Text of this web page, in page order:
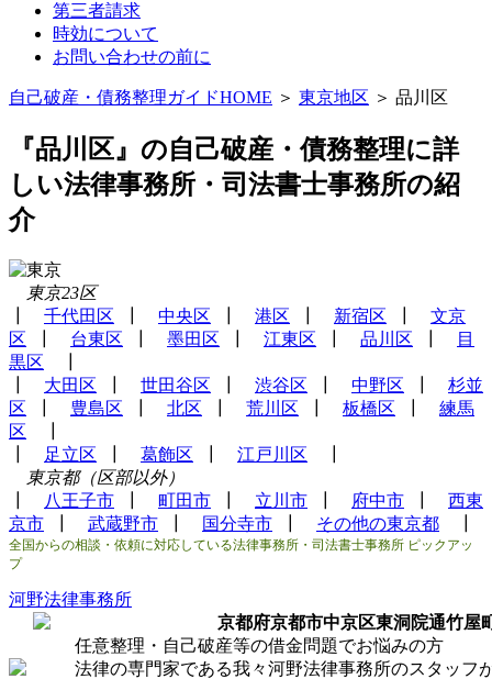
第三者請求
時効について
お問い合わせの前に
自己破産・債務整理ガイドHOME ＞ 東京地区 ＞ 品川区
『品川区』の自己破産・債務整理に詳
しい法律事務所・司法書士事務所の紹
介
東京23区
千代田区 中央区 港区 新宿区
文京
区
台東区 墨田区 江東区 品川区
目
黒区
大田区 世田谷区 渋谷区 中野区
杉並
区
豊島区 北区 荒川区 板橋区
練馬
区
足立区 葛飾区 江戸川区
東京都（区部以外）
八王子市 町田市 立川市 府中市
西東
京市
武蔵野市 国分寺市 その他の東京都
全国からの相談・依頼に対応している法律事務所・司法書士事務所 ピックアッ
プ
河野法律事務所
京都府京都市中京区東洞院通竹
任意整理・自己破産等の借金問題でお悩みの方
法律の専門家である我々河野法律事務所のスタッ